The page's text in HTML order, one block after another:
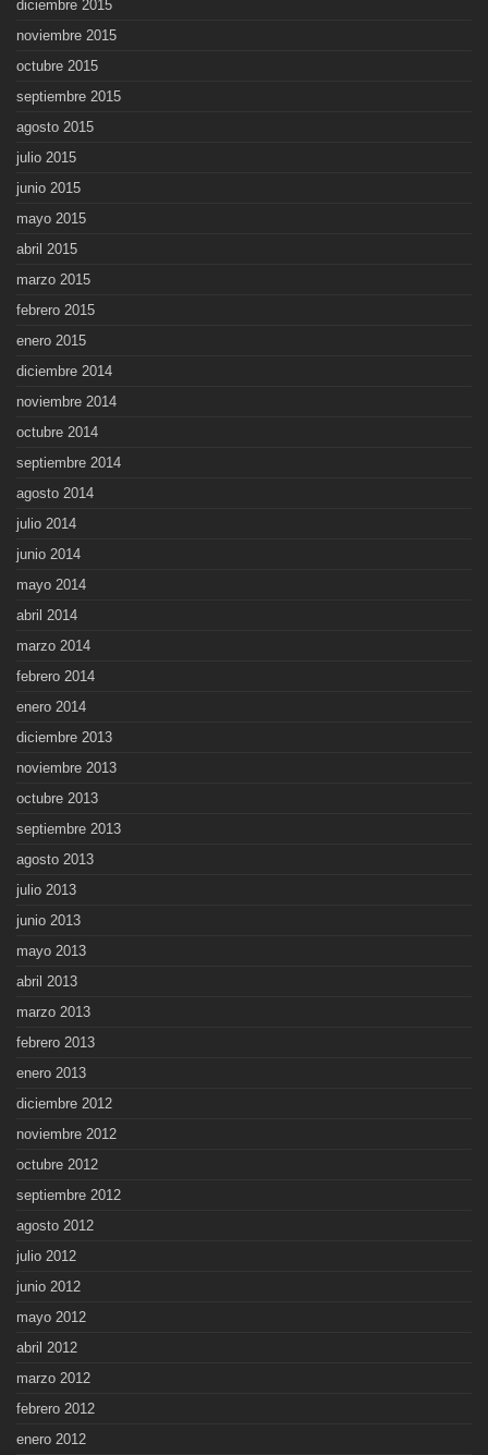
diciembre 2015
noviembre 2015
octubre 2015
septiembre 2015
agosto 2015
julio 2015
junio 2015
mayo 2015
abril 2015
marzo 2015
febrero 2015
enero 2015
diciembre 2014
noviembre 2014
octubre 2014
septiembre 2014
agosto 2014
julio 2014
junio 2014
mayo 2014
abril 2014
marzo 2014
febrero 2014
enero 2014
diciembre 2013
noviembre 2013
octubre 2013
septiembre 2013
agosto 2013
julio 2013
junio 2013
mayo 2013
abril 2013
marzo 2013
febrero 2013
enero 2013
diciembre 2012
noviembre 2012
octubre 2012
septiembre 2012
agosto 2012
julio 2012
junio 2012
mayo 2012
abril 2012
marzo 2012
febrero 2012
enero 2012